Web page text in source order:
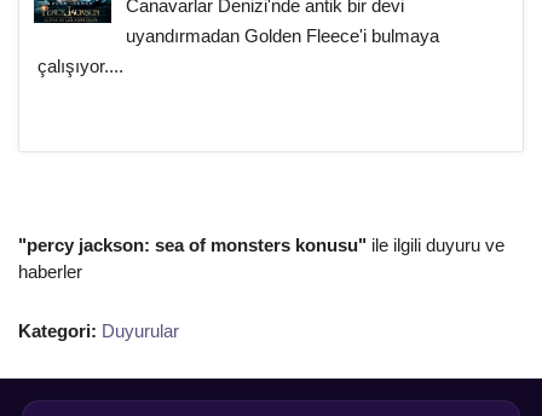
Canavarlar Denizi'nde antik bir devi
uyandırmadan Golden Fleece'i bulmaya
çalışıyor....
"percy jackson: sea of monsters konusu" ile ilgili duyuru ve
haberler
Kategori: Duyurular